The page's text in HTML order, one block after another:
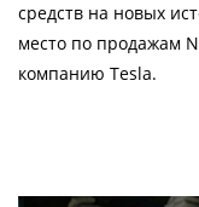
средств на новых
место по продажам
компанию Tesla.